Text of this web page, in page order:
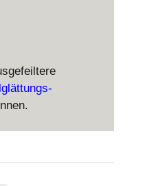
n} = \hat Y_n =